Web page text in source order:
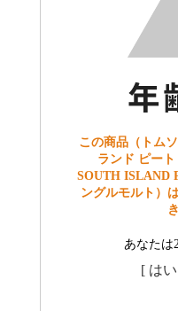
この商品（トム
ランド ピー
SOUTH ISLAND
ングルモルト）
あなたは
[ は